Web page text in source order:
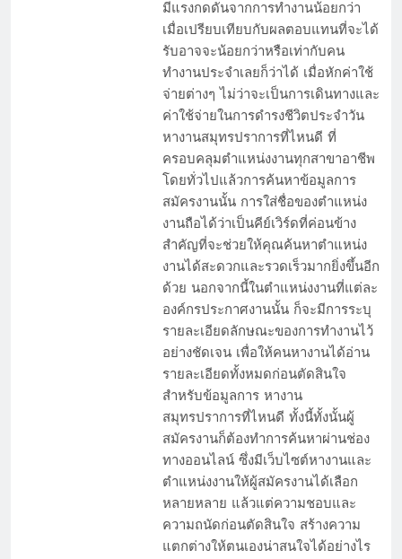
มีแรงกดดันจากการทำงานน้อยกว่า
เมื่อเปรียบเทียบกับผลตอบแทนที่จะได้
รับอาจจะน้อยกว่าหรือเท่ากับคน
ทำงานประจำเลยก็ว่าได้ เมื่อหักค่าใช้
จ่ายต่างๆ ไม่ว่าจะเป็นการเดินทางและ
ค่าใช้จ่ายในการดำรงชีวิตประจำวัน
หางานสมุทรปราการที่ไหนดี ที่
ครอบคลุมตำแหน่งงานทุกสาขาอาชีพ
โดยทั่วไปแล้วการค้นหาข้อมูลการ
สมัครงานนั้น การใส่ชื่อของตำแหน่ง
งานถือได้ว่าเป็นคีย์เวิร์ดที่ค่อนข้าง
สำคัญที่จะช่วยให้คุณค้นหาตำแหน่ง
งานได้สะดวกและรวดเร็วมากยิ่งขึ้นอีก
ด้วย นอกจากนี้ในตำแหน่งงานที่แต่ละ
องค์กรประกาศงานนั้น ก็จะมีการระบุ
รายละเอียดลักษณะของการทำงานไว้
อย่างชัดเจน เพื่อให้คนหางานได้อ่าน
รายละเอียดทั้งหมดก่อนตัดสินใจ
สำหรับข้อมูลการ หางาน
สมุทรปราการที่ไหนดี ทั้งนี้ทั้งนั้นผู้
สมัครงานก็ต้องทำการค้นหาผ่านช่อง
ทางออนไลน์ ซึ่งมีเว็บไซต์หางานและ
ตำแหน่งงานให้ผู้สมัครงานได้เลือก
หลายหลาย แล้วแต่ความชอบและ
ความถนัดก่อนตัดสินใจ สร้างความ
แตกต่างให้ตนเองน่าสนใจได้อย่างไร